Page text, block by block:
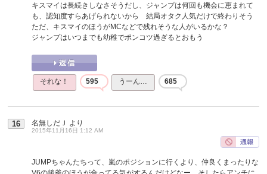
キスマイは長続きしなさそうだし、ジャンプは何回も機会に恵まれて
も、認知度すらあげられないから 結局オタク人気だけで終わりそう
ただ、キスマイのほうがMCなどで残れそうな人がいるかな？
ジャンプはいつまでも幼稚でポンコツ過ぎるとおもう
それな！ 595 うーん… 685
16 名無しだＪ より
2015年11月16日 1:12 AM
JUMPちゃんたちって、嵐のポジションに行くより、仲良くまったりな